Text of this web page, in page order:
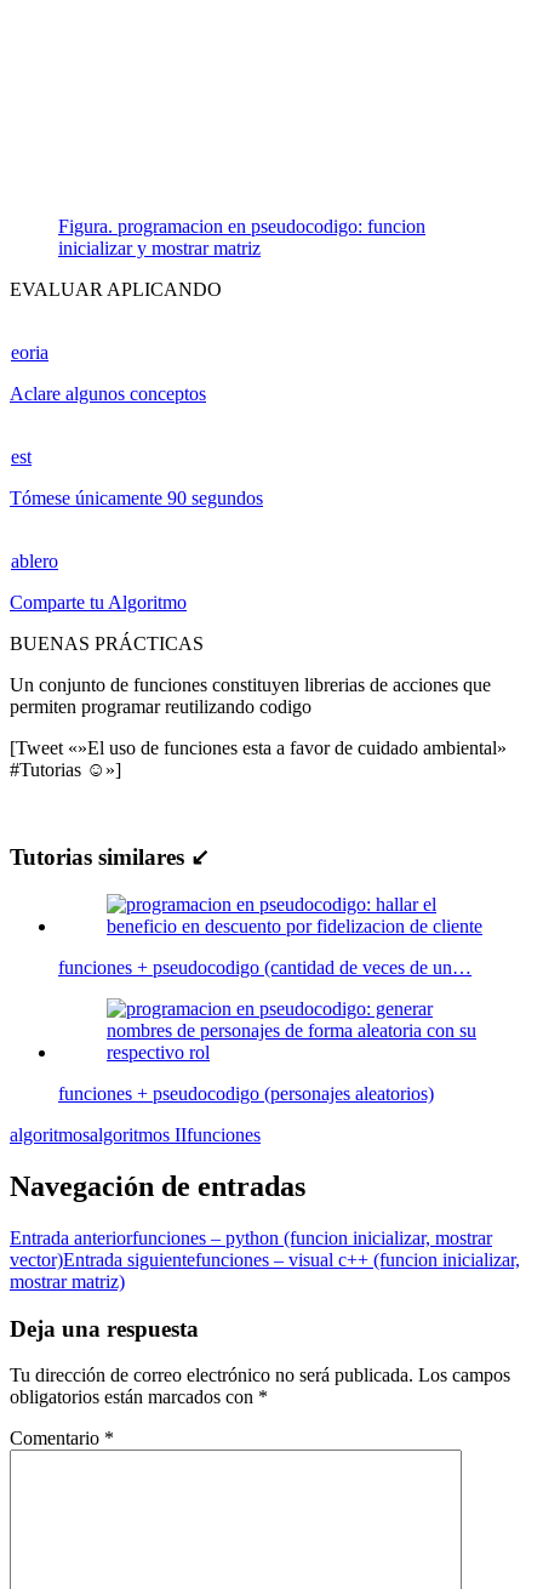
Figura. programacion en pseudocodigo: funcion
inicializar y mostrar matriz
EVALUAR APLICANDO
eoria
Aclare algunos conceptos
est
Tómese únicamente 90 segundos
ablero
Comparte tu Algoritmo
BUENAS PRÁCTICAS
Un conjunto de funciones constituyen librerias de acciones que
permiten programar reutilizando codigo
[Tweet «»El uso de funciones esta a favor de cuidado ambiental»
#Tutorias ☺»]
Tutorias similares ↙
funciones + pseudocodigo (cantidad de veces de un…
funciones + pseudocodigo (personajes aleatorios)
algoritmosalgoritmos IIfunciones
Navegación de entradas
Entrada anteriorfunciones – python (funcion inicializar, mostrar
vector)Entrada siguientefunciones – visual c++ (funcion inicializar,
mostrar matriz)
Deja una respuesta
Tu dirección de correo electrónico no será publicada. Los campos
obligatorios están marcados con *
Comentario *